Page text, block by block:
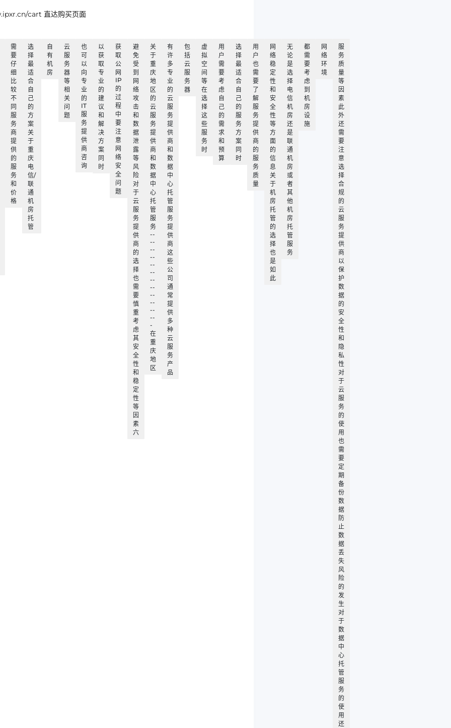
cart 直达购买页面
需
要
仔
细
比
较
不
同
服
务
商
提
供
的
服
务
和
价
格
选
择
最
适
合
自
己
的
方
案
关
于
重
庆
电
信/
联
通
机
房
托
管
自
有
机
房
云
服
务
器
等
相
关
问
题
也
可
以
向
专
业
的
IT
服
务
提
供
商
咨
询
以
获
取
专
业
的
建
议
和
解
决
方
案
同
时
获
取
公
网
IP
的
过
程
中
要
注
意
网
络
安
全
问
题
避
免
受
到
网
络
攻
击
和
数
据
泄
露
等
风
险
对
于
云
服
务
提
供
商
的
选
择
也
需
要
慎
重
考
虑
其
安
全
性
和
稳
定
性
等
因
素
六
关
于
重
庆
地
区
的
云
服
务
提
供
商
和
数
据
中
心
托
管
服
务
--
--
--
--
--
--
--
--
--
--
--
--
-
在
重
庆
地
区
有
许
多
专
业
的
云
服
务
提
供
商
和
数
据
中
心
托
管
服
务
提
供
商
这
些
公
司
通
常
提
供
多
种
云
服
务
产
品
包
括
云
服
务
器
虚
拟
空
间
等
在
选
择
这
些
服
务
时
用
户
需
要
考
虑
自
己
的
需
求
和
预
算
选
择
最
适
合
自
己
的
服
务
方
案
同
时
用
户
也
需
要
了
解
服
务
提
供
商
的
服
务
质
量
网
络
稳
定
性
和
安
全
性
等
方
面
的
信
息
关
于
机
房
托
管
的
选
择
也
是
如
此
无
论
是
选
择
电
信
机
房
还
是
联
通
机
房
或
者
其
他
机
房
托
管
服
务
都
需
要
考
虑
到
机
房
设
施
网
络
环
境
服
务
质
量
等
因
素
此
外
还
需
要
注
意
选
择
合
规
的
云
服
务
提
供
商
以
保
护
数
据
的
安
全
性
和
隐
私
性
对
于
云
服
务
的
使
用
也
需
要
定
期
备
份
数
据
防
止
数
据
丢
失
风
险
的
发
生
对
于
数
据
中
心
托
管
服
务
的
使
用
还